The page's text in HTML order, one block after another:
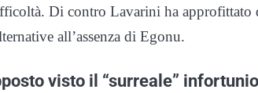
Di contro Lavarini ha approfittato
all’assenza di Egonu.
visto il “surreale”